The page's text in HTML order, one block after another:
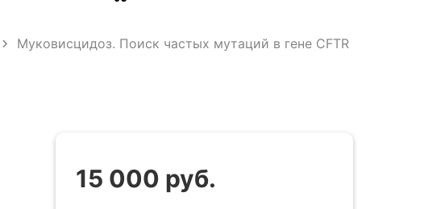
Муковисцидоз. Поиск частых мутаций в гене CFTR
15 000 руб.